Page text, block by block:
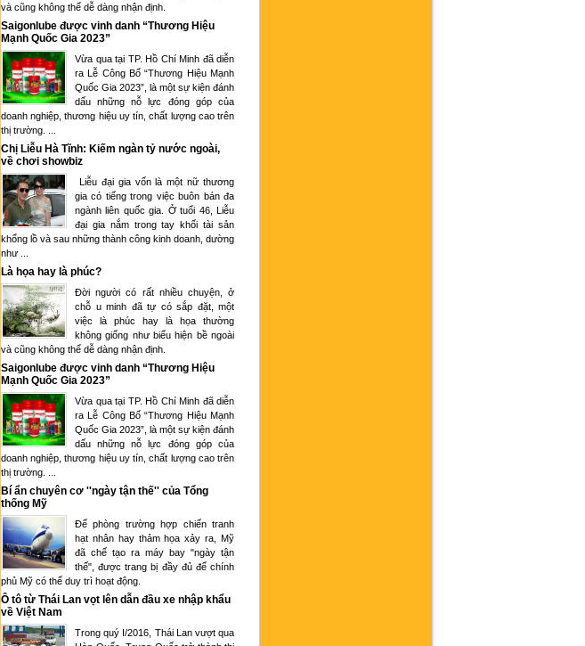
và cũng không thể dễ dàng nhận định.
Saigonlube được vinh danh “Thương Hiệu
Mạnh Quốc Gia 2023”
Vừa qua tại TP. Hồ Chí Minh đã diễn
ra Lễ Công Bố “Thương Hiệu Mạnh
Quốc Gia 2023”, là một sự kiện đánh
dấu những nỗ lực đóng góp của
doanh nghiệp, thương hiệu uy tín, chất lượng cao trên
thị trường. ...
Chị Liễu Hà Tĩnh: Kiếm ngàn tỷ nước ngoài,
về chơi showbiz
Liễu đại gia vốn là một nữ thương
gia có tiếng trong việc buôn bán đa
ngành liên quốc gia. Ở tuổi 46, Liễu
đại gia nắm trong tay khối tài sản
khổng lồ và sau những thành công kinh doanh, dường
như ...
Là họa hay là phúc?
Đời người có rất nhiều chuyện, ở
chỗ u minh đã tự có sắp đặt, một
việc là phúc hay là họa thường
không giống như biểu hiện bề ngoài
và cũng không thể dễ dàng nhận định.
Saigonlube được vinh danh “Thương Hiệu
Mạnh Quốc Gia 2023”
Vừa qua tại TP. Hồ Chí Minh đã diễn
ra Lễ Công Bố “Thương Hiệu Mạnh
Quốc Gia 2023”, là một sự kiện đánh
dấu những nỗ lực đóng góp của
doanh nghiệp, thương hiệu uy tín, chất lượng cao trên
thị trường. ...
Bí ẩn chuyên cơ ''ngày tận thế'' của Tổng
thống Mỹ
Để phòng trường hợp chiến tranh
hạt nhân hay thảm họa xảy ra, Mỹ
đã chế tạo ra máy bay "ngày tận
thế", được trang bị đầy đủ để chính
phủ Mỹ có thể duy trì hoạt động.
Ô tô từ Thái Lan vọt lên dẫn đầu xe nhập khẩu
về Việt Nam
Trong quý I/2016, Thái Lan vượt qua